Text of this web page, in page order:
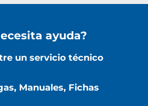
ayuda?
un servicio técnico
Manuales, Fichas